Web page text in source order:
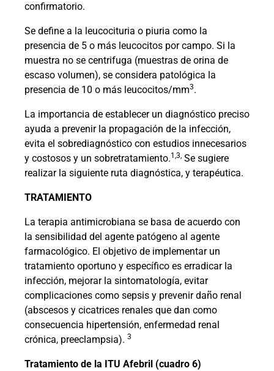
confirmatorio.
Se define a la leucocituria o piuria como la
presencia de 5 o más leucocitos por campo. Si la
muestra no se centrifuga (muestras de orina de
escaso volumen), se considera patológica la
presencia de 10 o más leucocitos/mm3.
La importancia de establecer un diagnóstico preciso
ayuda a prevenir la propagación de la infección,
evita el sobrediagnóstico con estudios innecesarios
y costosos y un sobretratamiento.1,3, Se sugiere
realizar la siguiente ruta diagnóstica, y terapéutica.
TRATAMIENTO
La terapia antimicrobiana se basa de acuerdo con
la sensibilidad del agente patógeno al agente
farmacológico. El objetivo de implementar un
tratamiento oportuno y específico es erradicar la
infección, mejorar la sintomatología, evitar
complicaciones como sepsis y prevenir daño renal
(abscesos y cicatrices renales que dan como
consecuencia hipertensión, enfermedad renal
crónica, preeclampsia). 3
Tratamiento de la ITU Afebril (cuadro 6)